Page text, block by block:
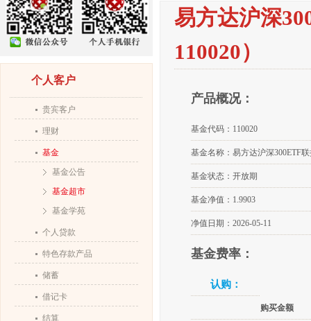
个人客户
贵宾客户
理财
基金
基金公告
基金超市
基金学苑
个人贷款
特色存款产品
储蓄
借记卡
结算
易方达沪深
110020）
产品概况：
基金代码：110020
基金名称：易方达沪深300ETF
基金状态：开放期
基金净值：1.9903
净值日期：2026-05-11
基金费率：
认购：
购买金额